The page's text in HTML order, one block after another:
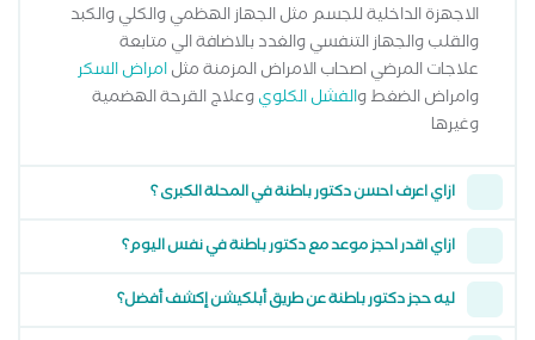
الاجهزة الداخلية للجسم مثل الجهاز الهظمي والكلي والكبد
والقلب والجهاز التنفسي والغدد بالاضافة الي متابعة
علاجات المرضي اصحاب الامراض المزمنة مثلامراض السكر
وامراض الضغط والفشل الكلويوعلاج القرحة الهضمية
وغيرها
ازاي اعرف احسن دكتور باطنة في المحلة الكبرى ؟
ازاي اقدر احجز موعد مع دكتور باطنة في نفس اليوم؟
ليه حجز دكتور باطنة عن طريق أبلكيشن إكشف أفضل؟